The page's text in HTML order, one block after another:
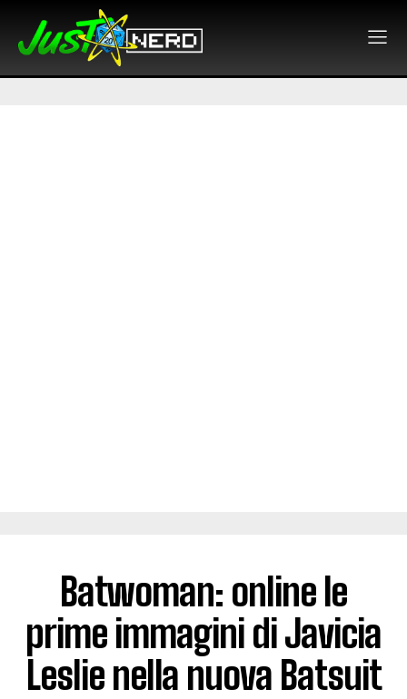
Batwoman: online le
prime immagini di Javicia
Leslie nella nuova Batsuit